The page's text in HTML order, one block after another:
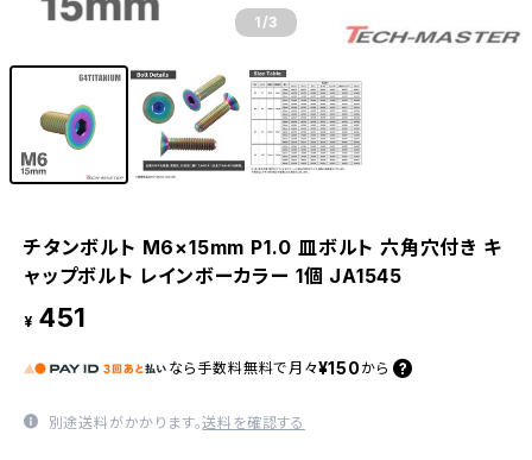
1 /3
チタンボルト M6×15mm P1.0 皿ボルト 六角穴付き キ
ャップボルト レインボーカラー 1個 JA1545
¥ 451
なら 手数料無料で 月々¥150 から
別途送料がかかります。送料を確認する